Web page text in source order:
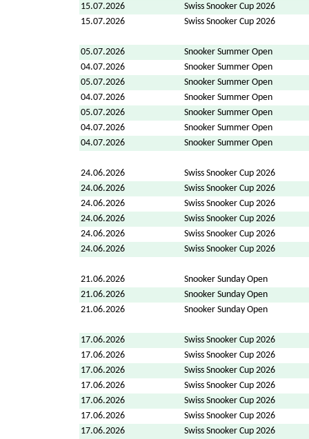
15.07.2026
Swiss Snooker Cup 2026
15.07.2026
Swiss Snooker Cup 2026
05.07.2026
Snooker Summer Open
04.07.2026
Snooker Summer Open
05.07.2026
Snooker Summer Open
04.07.2026
Snooker Summer Open
05.07.2026
Snooker Summer Open
04.07.2026
Snooker Summer Open
04.07.2026
Snooker Summer Open
24.06.2026
Swiss Snooker Cup 2026
24.06.2026
Swiss Snooker Cup 2026
24.06.2026
Swiss Snooker Cup 2026
24.06.2026
Swiss Snooker Cup 2026
24.06.2026
Swiss Snooker Cup 2026
24.06.2026
Swiss Snooker Cup 2026
21.06.2026
Snooker Sunday Open
21.06.2026
Snooker Sunday Open
21.06.2026
Snooker Sunday Open
17.06.2026
Swiss Snooker Cup 2026
17.06.2026
Swiss Snooker Cup 2026
17.06.2026
Swiss Snooker Cup 2026
17.06.2026
Swiss Snooker Cup 2026
17.06.2026
Swiss Snooker Cup 2026
17.06.2026
Swiss Snooker Cup 2026
17.06.2026
Swiss Snooker Cup 2026